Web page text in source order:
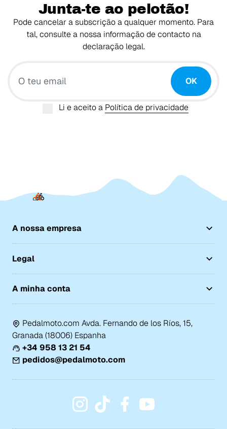
Junta-te ao pelotão!
Pode cancelar a subscrição a qualquer momento. Para
tal, consulte a nossa informação de contacto na
declaração legal.
OK
Li e aceito a Política de privacidade
A nossa empresa
Legal
A minha conta
Pedalmoto.com Avda. Fernando de los Ríos, 15,
Granada (18006) Espanha
+34 958 13 21 54
pedidos@pedalmoto.com